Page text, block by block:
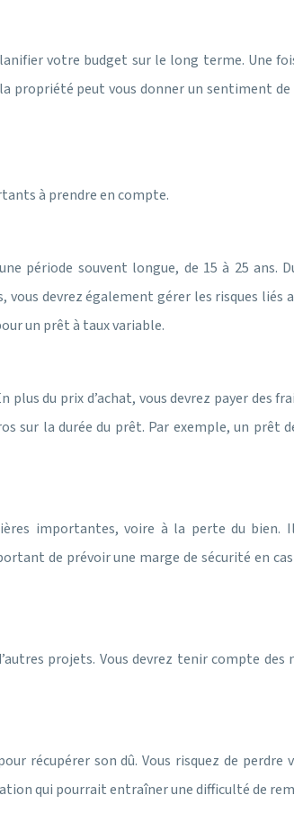
votre budget sur le long terme. Une
propriété peut vous donner un sentiment
à prendre en compte.
période souvent longue, de 15 à 25 ans.
devrez également gérer les risques liés
un prêt à taux variable.
du prix d’achat, vous devrez payer des
la durée du prêt. Par exemple, un prêt
importantes, voire à la perte du bien.
de prévoir une marge de sécurité en
projets. Vous devrez tenir compte des
récupérer son dû. Vous risquez de
qui pourrait entraîner une difficulté de